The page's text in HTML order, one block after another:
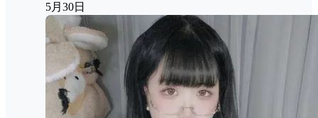
5月30日